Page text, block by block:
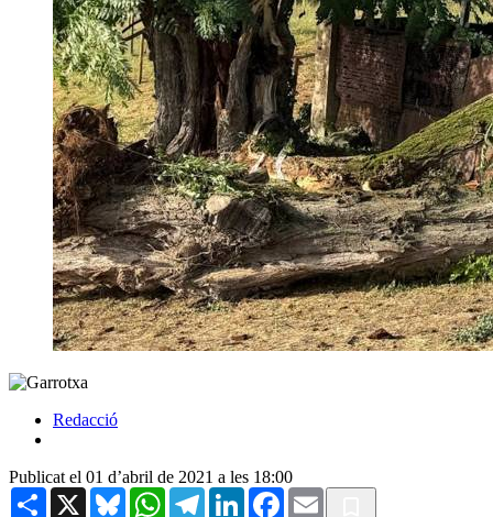
Redacció
Publicat el 01 d’abril de 2021 a les 18:00
Share X BlueskyWhatsAppTelegramLinkedInFacebook
Email